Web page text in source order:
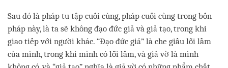
Sau đó là pháp tu tập cuối cùng, pháp cuối cùng trong bốn
pháp này, là ta sẽ không đạo đức giả và giả tạo, trong khi
giao tiếp với người khác. “Đạo đức giả” là che giấu lỗi lầm
của mình, trong khi mình có lỗi lầm, và giả vờ là mình